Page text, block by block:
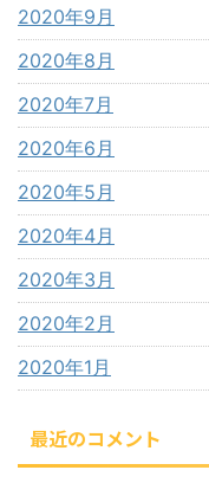
2020年9月
2020年8月
2020年7月
2020年6月
2020年5月
2020年4月
2020年3月
2020年2月
2020年1月
最近のコメント